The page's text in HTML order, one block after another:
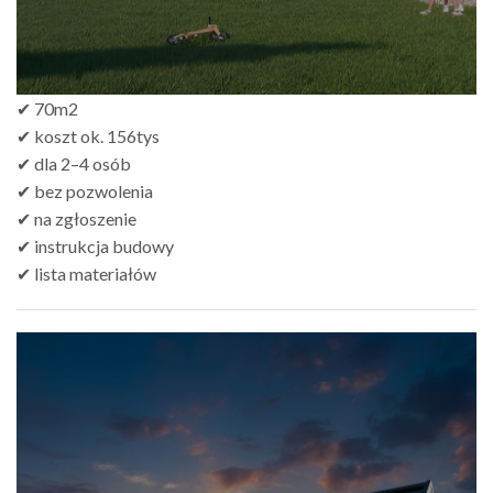
✔ 70m2
✔ koszt ok. 156tys
✔ dla 2–4 osób
✔ bez pozwolenia
✔ na zgłoszenie
✔ instrukcja budowy
✔ lista materiałów